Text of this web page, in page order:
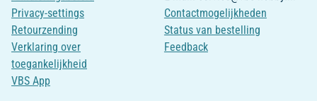
Privacy-settings
Retourzending
Verklaring over
toegankelijkheid
VBS App
Contactmogelijkheden
Status van bestelling
Feedback